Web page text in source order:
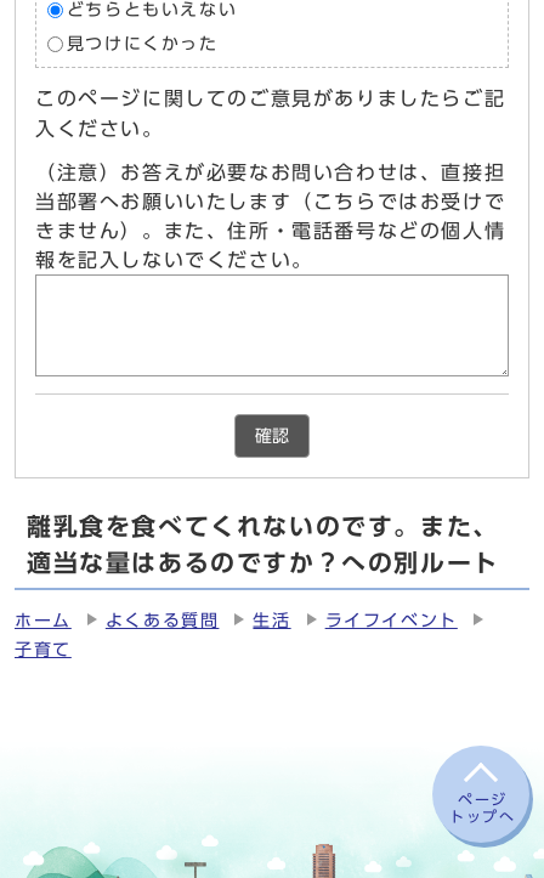
どちらともいえない
見つけにくかった
このページに関してのご意見がありましたらご記
入ください。
（注意）お答えが必要なお問い合わせは、直接担
当部署へお願いいたします（こちらではお受けで
きません）。また、住所・電話番号などの個人情
報を記入しないでください。
確認
離乳食を食べてくれないのです。また、
適当な量はあるのですか？への別ルート
ホーム よくある質問 生活
ライフイベント
子育て
ページ
トップへ